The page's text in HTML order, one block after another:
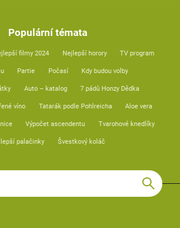
Populární témata
filmy 2024 Nejlepší horory TV program
Partie Počasí Kdy budou volby
Auto – katalog 7 pádů Honzy Dědka
víno Tatarák podle Pohlreicha Aloe vera
Výpočet ascendentu Tvarohové knedlíky
palačinky Švestkový koláč